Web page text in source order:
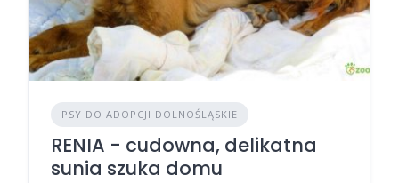
PSY DO ADOPCJI DOLNOŚLĄSKIE
RENIA - cudowna, delikatna
sunia szuka domu